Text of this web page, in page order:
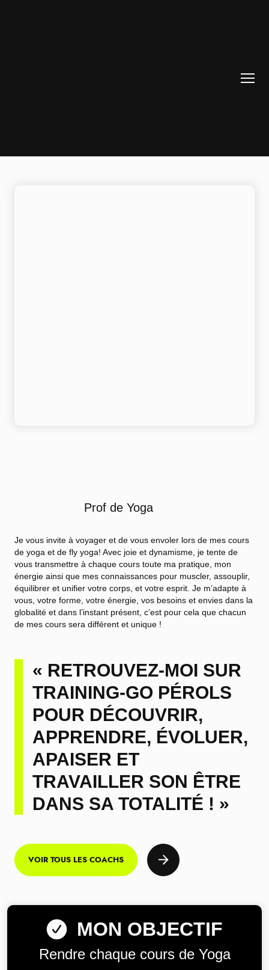
Prof de Yoga
Je vous invite à voyager et de vous envoler lors de mes cours
de yoga et de fly yoga! Avec joie et dynamisme, je tente de
vous transmettre à chaque cours toute ma pratique, mon
énergie ainsi que mes connaissances pour muscler, assouplir,
équilibrer et unifier votre corps, et votre esprit. Je m’adapte à
vous, votre forme, votre énergie, vos besoins et envies dans la
globalité et dans l’instant présent, c’est pour cela que chacun
de mes cours sera différent et unique !
« RETROUVEZ-MOI SUR
TRAINING-GO PÉROLS
POUR DÉCOUVRIR,
APPRENDRE, ÉVOLUER,
APAISER ET
TRAVAILLER SON ÊTRE
DANS SA TOTALITÉ ! »
VOIR TOUS LES COACHS
MON OBJECTIF
Rendre chaque cours de Yoga